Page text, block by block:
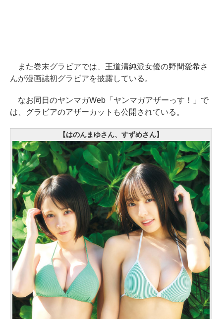
また巻末グラビアでは、王道清純派女優の野間愛希さ
んが漫画誌初グラビアを披露している。
なお同日のヤンマガWeb「ヤンマガアザーっす！」で
は、グラビアのアザーカットも公開されている。
【はのんまゆさん、すずめさん】